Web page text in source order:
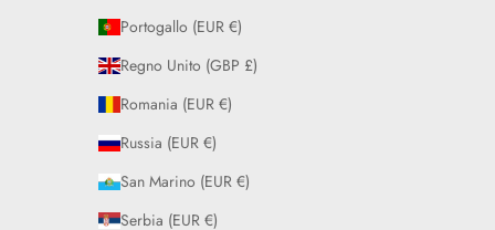
Portogallo (EUR €)
Regno Unito (GBP £)
Romania (EUR €)
Russia (EUR €)
San Marino (EUR €)
Serbia (EUR €)